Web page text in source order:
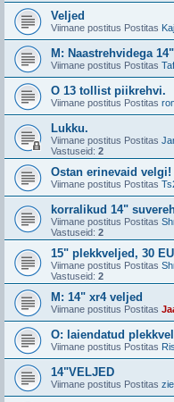
Veljed
Viimane postitus Postitas
M: Naastrehvidega
Viimane postitus Postitas
O 13 tollist piikrehvi.
Viimane postitus Postitas
Lukku.
Viimane postitus Postitas
Vastuseid: 2
Ostan erinevaid velgi!
Viimane postitus Postitas
korralikud 14"
Viimane postitus Postitas
Vastuseid: 2
15" plekkveljed, 30
Viimane postitus Postitas
Vastuseid: 2
M: 14" xr4 veljed
Viimane postitus Postitas
O: laiendatud
Viimane postitus Postitas
14"VELJED
Viimane postitus Postitas